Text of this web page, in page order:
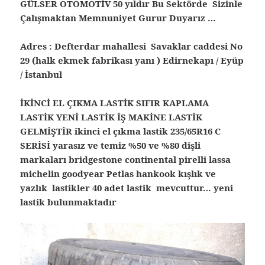
GÜLSER OTOMOTİV 50 yıldır Bu Sektörde Sizinle
Çalışmaktan Memnuniyet Gurur Duyarız …
Adres : Defterdar mahallesi Savaklar caddesi No
29 (halk ekmek fabrikası yanı ) Edirnekapı / Eyüp
/ İstanbul
İKİNCİ EL ÇIKMA LASTİK SIFIR KAPLAMA
LASTİK YENİ LASTİK İŞ MAKİNE LASTİK
GELMİŞTİR ikinci el çıkma lastik 235/65R16 C
SERİSİ yarasız ve temiz %50 ve %80 dişli
markaları bridgestone continental pirelli lassa
michelin goodyear Petlas hankook kışlık ve
yazlık lastikler 40 adet lastik mevcuttur… yeni
lastik bulunmaktadır